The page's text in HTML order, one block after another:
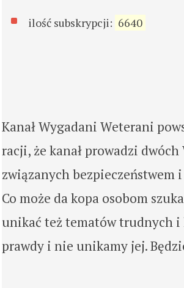
ilość subskrypcji: 6640
Kanał Wygadani Weterani
racji, że kanał prowadzi
związanych
Co może da kopa osobom
unikać też tematów trudnych i
prawdy i nie unikamy jej.